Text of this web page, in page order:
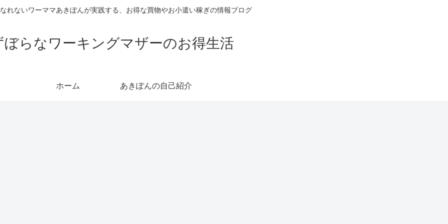
れないワーママあきぽんが実践する、お得な買物やお小遣い稼ぎの情報ブログ
ぼらなワーキングマザーのお得生活
ホーム あきぽんの自己紹介